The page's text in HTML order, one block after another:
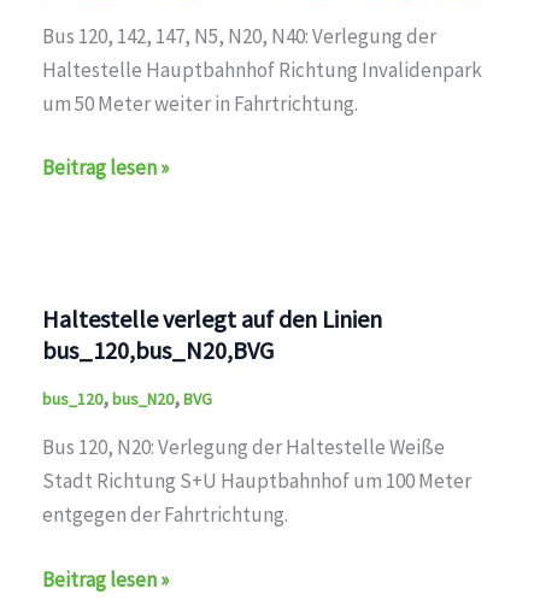
Bus 120, 142, 147, N5, N20, N40: Verlegung der
Haltestelle Hauptbahnhof Richtung Invalidenpark
um 50 Meter weiter in Fahrtrichtung.
Haltestelle
Beitrag lesen »
Haltestelle verlegt auf den Linien
bus_120,bus_N20,BVG
bus_120,bus_N20,BVG
Bus 120, N20: Verlegung der Haltestelle Weiße
Stadt Richtung S+U Hauptbahnhof um 100 Meter
entgegen der Fahrtrichtung.
Haltestelle
Beitrag lesen »